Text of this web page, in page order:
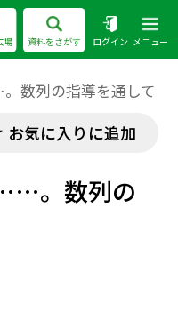
場 資料をさがす ログイン メニュー
数列の指導を通して
お気に入りに追加
。数列の